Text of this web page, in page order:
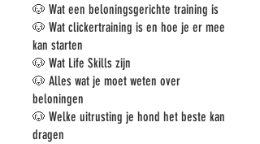
🐶 Wat een beloningsgerichte training is
🐶 Wat clickertraining is en hoe je er mee
kan starten
🐶 Wat Life Skills zijn
🐶 Alles wat je moet weten over
beloningen
🐶 Welke uitrusting je hond het beste kan
dragen